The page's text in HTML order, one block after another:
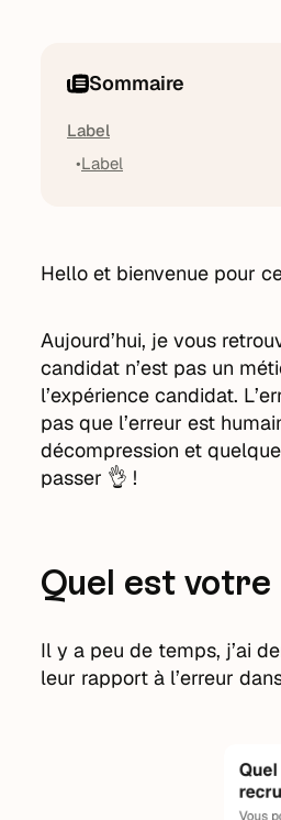
Sommaire
Label
Label
Hello et bienvenue pour
Aujourd’hui, je vous
candidat n’est pas un
l’expérience candidat.
pas que l’erreur est
décompression et
passer 👌 !
Quel est votre
Il y a peu de temps, j’ai
leur rapport à l’erreur